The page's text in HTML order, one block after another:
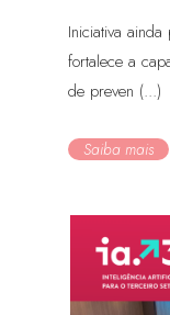
Iniciativa
fortalece a
de preven (...)
Saiba mais